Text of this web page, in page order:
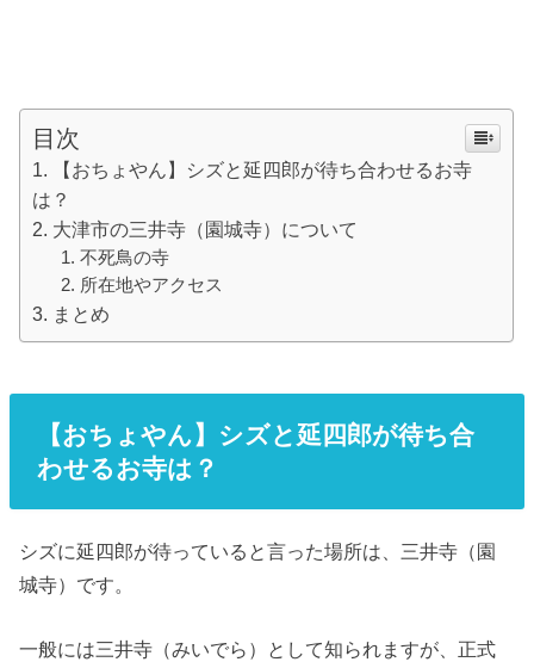
目次
【おちょやん】シズと延四郎が待ち合わせるお寺
は？
大津市の三井寺（園城寺）について
不死鳥の寺
所在地やアクセス
まとめ
【おちょやん】シズと延四郎が待ち合
わせるお寺は？
シズに延四郎が待っていると言った場所は、三井寺（園
城寺）です。
一般には三井寺（みいでら）として知られますが、正式